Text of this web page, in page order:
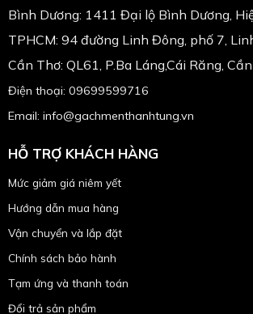
Bình Dương: 1411 Đại lộ Bình Dương,
TPHCM: 94 đường Linh Đông, phố 7,
Cần Thơ: QL61, P.Ba Láng,Cái Răng,
Điện thoại: 09699599716
Email: info@gachmenthanhtung.vn
HỖ TRỢ KHÁCH HÀNG
Mức giảm giá niêm yết
Hướng dẫn mua hàng
Vận chuyển và lắp đặt
Chính sách bảo hành
Tạm ứng và thanh toán
Đổi trả sản phẩm